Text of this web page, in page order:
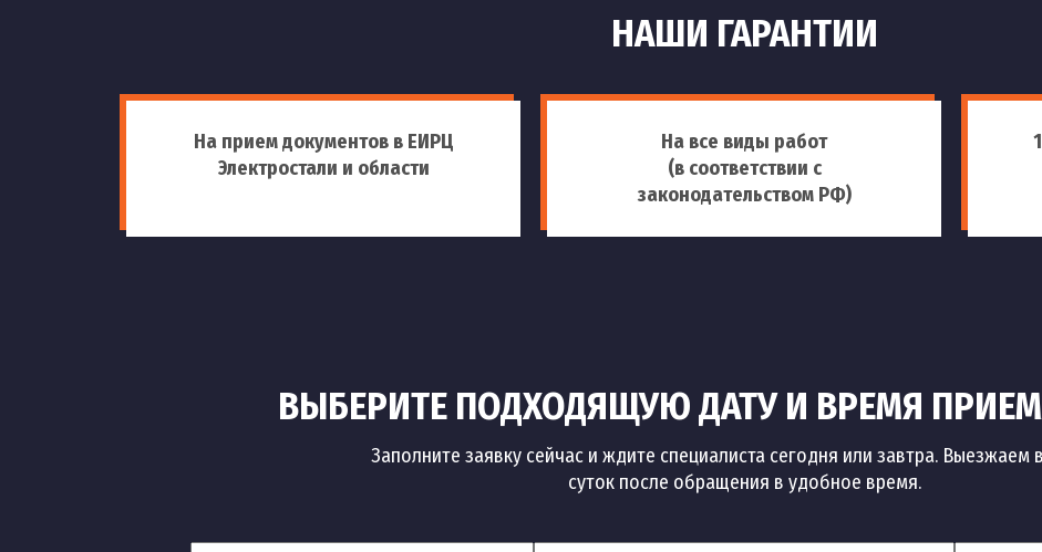
НАШИ ГАРАНТИИ
На прием документов в ЕИРЦ
Электростали и области
На все виды работ
(в соответствии с
законодательством РФ)
ВЫБЕРИТЕ ПОДХОДЯЩУЮ ДАТУ И ВРЕМЯ
Заполните заявку сейчас и ждите специалиста сегодня или завтра. Выезжаем
суток после обращения в удобное время.